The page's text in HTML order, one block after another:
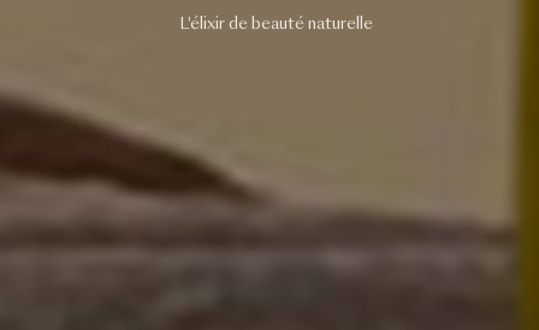
L'élixir de beauté naturelle